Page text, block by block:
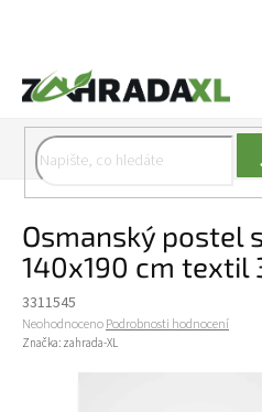
Osmanský postel
140x190 cm textil
3311545
Průměrné hodnocení produktu je 0,0 z
NeohodnocenoPodrobnosti hodnocení
Značka: zahrada-XL